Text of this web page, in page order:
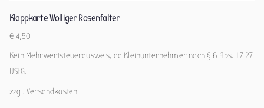
Klappkarte Wolliger Rosenfalter
€ 4,50
Kein Mehrwertsteuerausweis, da Kleinunternehmer nach § 6 Abs. 1 Z 27
UStG.
zzgl.Versandkosten